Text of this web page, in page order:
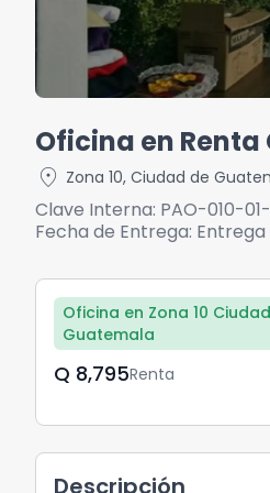
Oficina en Renta
location_on Zona 10, Ciudad de
Clave Interna: PAO-010-01-
Fecha de Entrega:
Oficina en Zona 10
Guatemala
Q	8,795Renta
Descripción